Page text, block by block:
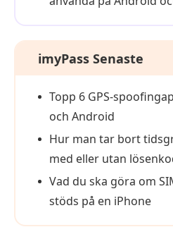
imyPass Senaste
Topp 6 GPS-
och Android
Hur man tar bort
med eller utan
Vad du ska göra om
stöds på en iPhone